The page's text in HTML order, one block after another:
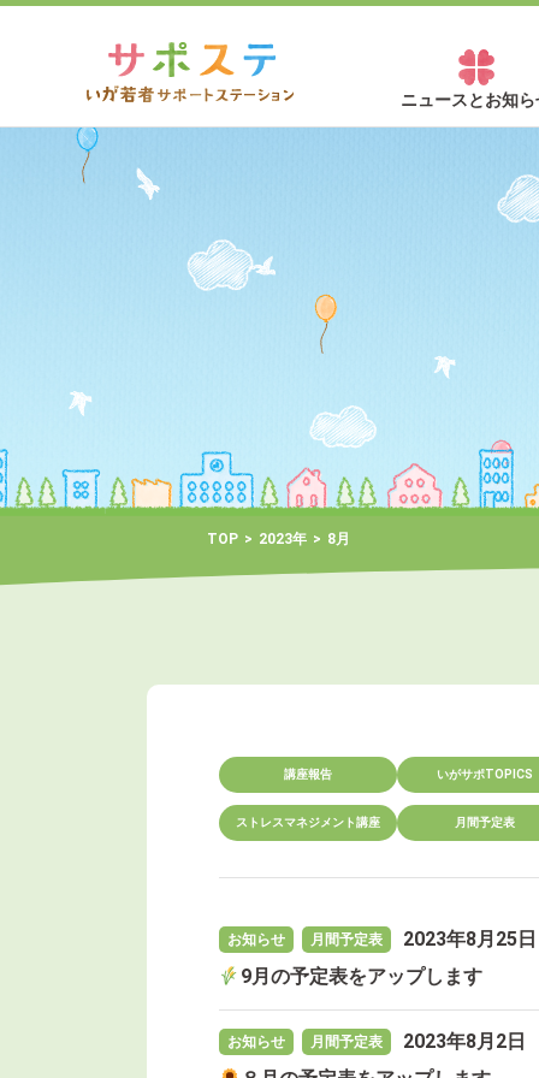
ニュースとお知ら
TOP 2023年 8月
講座報告 いがサポTOPICS
ストレスマネジメント講座 月間予定表
お知らせ 月間予定表
2023年8月25日
9月の予定表をアップします
お知らせ 月間予定表
2023年8月2日